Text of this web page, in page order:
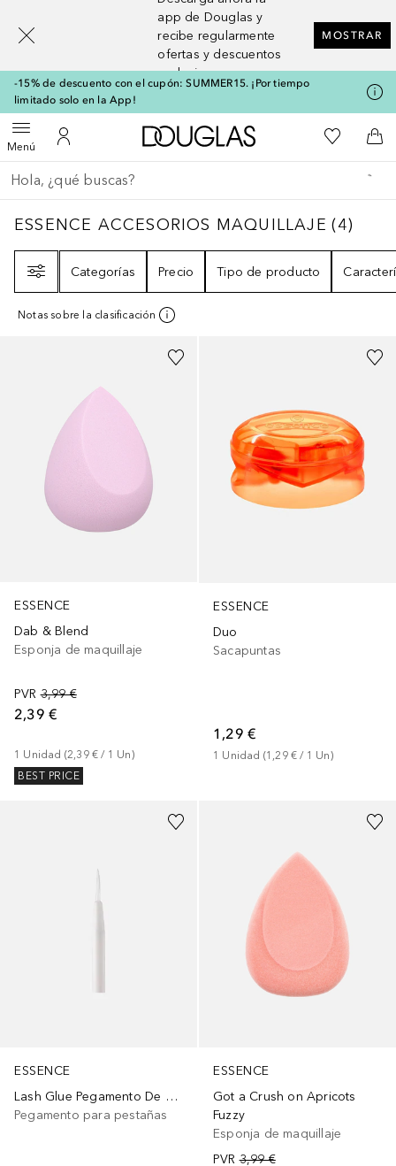
app de Douglas y
recibe regularmente
ofertas y descuentos
exclusivos
MOSTRAR
-15% de descuento con el cupón: SUMMER15. ¡Por tiempo
limitado solo en la App!
MenúAbrir menúMi cuenta
A Douglas HomeMi lista de
A
Regresar
Ejecutar búsqueda
ESSENCE ACCESORIOS MAQUILLAJE4
ESSENCE ACCESORIOS MAQUILLAJE (4)
Categorías
Precio Tipo de producto
Notas sobre la clasificación
ESSENCE
Dab & Blend
Esponja de maquillaje
PVR 3,99 €
2,39 €
1 Unidad (2,39 € / 1 Un)
BEST PRICE
ESSENCE
Duo
Sacapuntas
1,29 €
1 Unidad (1,29 € / 1 Un)
ESSENCE
Lash Glue Pegamento De Pestañas
Pegamento para pestañas
ESSENCE
Got a Crush on Apricots
Fuzzy
Esponja de maquillaje
PVR 3,99 €
[navigation.slideout.screenreader]